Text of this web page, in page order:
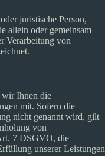
juristische Person,
allein oder gemeinsam
Verarbeitung von
Ihnen die
mit. Sofern die
nicht genannt wird, gilt
von
7 DSGVO, die
unserer Leistungen